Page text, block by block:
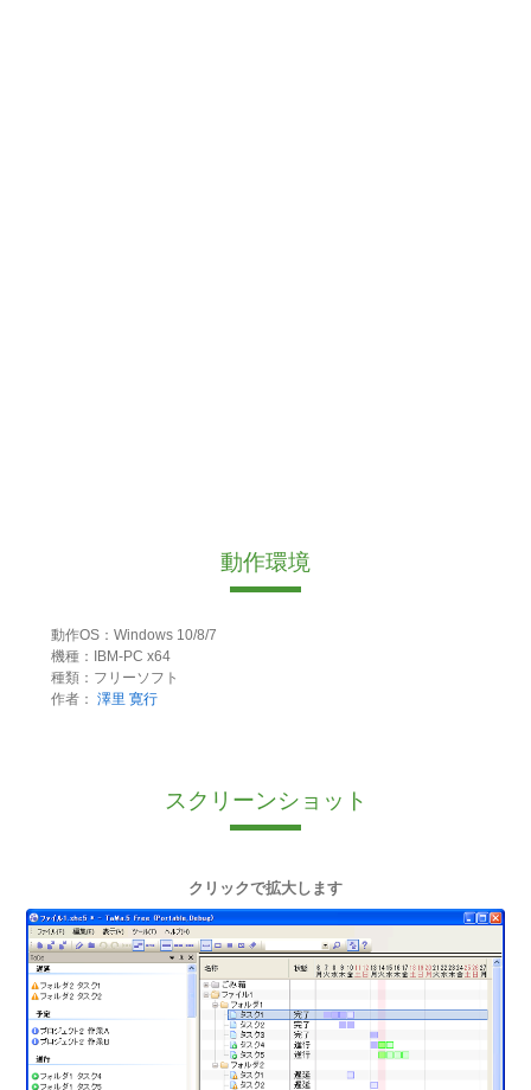
動作環境
動作OS：Windows 10/8/7
機種：IBM-PC x64
種類：フリーソフト
作者： 澤里 寛行
スクリーンショット
クリックで拡大します